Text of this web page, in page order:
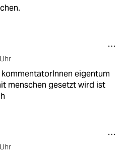
eigentum
menschen gesetzt wird ist